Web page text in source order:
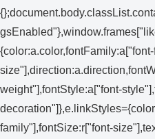
weight"],fontStyle:a["font-
family"],fontSize:r["font-